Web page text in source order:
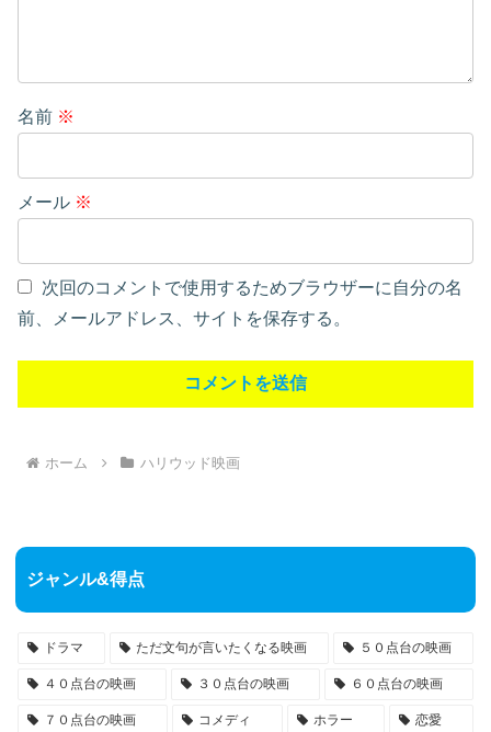
名前 ※
メール ※
次回のコメントで使用するためブラウザーに自分の名
前、メールアドレス、サイトを保存する。
ホーム ハリウッド映画
ジャンル&得点
ドラマ ただ文句が言いたくなる映画 ５０点台の映画
４０点台の映画 ３０点台の映画 ６０点台の映画
７０点台の映画 コメディ ホラー 恋愛